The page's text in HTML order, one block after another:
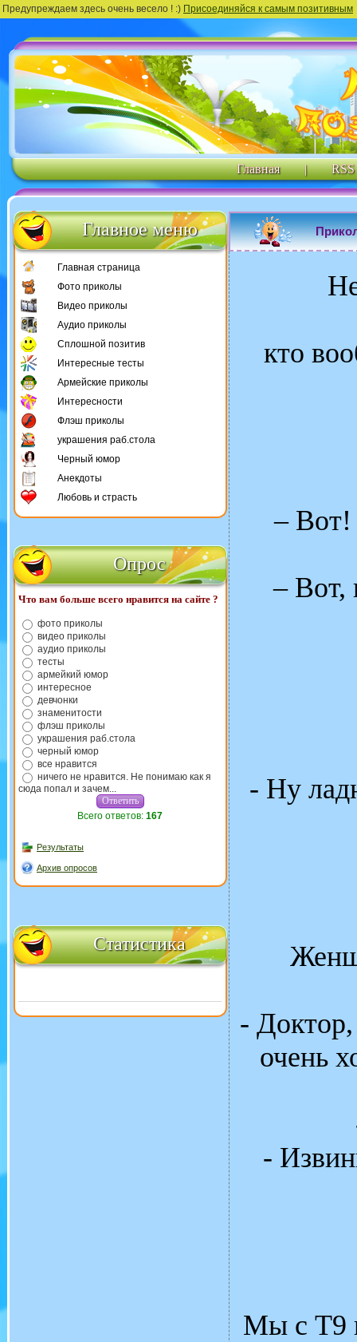
Предупреждаем здесь очень весело ! :) Присоединяйся к самым позитивным
Главная | RSS
Главное меню
Главная страница
Фото приколы
Видео приколы
Аудио приколы
Сплошной позитив
Интересные тесты
Армейские приколы
Интересности
Флэш приколы
украшения раб.стола
Черный юмор
Анекдоты
Любовь и страсть
Опрос
Что вам больше всего нравится на сайте ?
фото приколы
видео приколы
аудио приколы
тесты
армейкий юмор
интересное
девчонки
знаменитости
флэш приколы
украшения раб.стола
черный юмор
все нравится
ничего не нравится. Не понимаю как я
сюда попал и зачем...
Всего ответов: 167
Результаты
Архив опросов
Статистика
кто
– Вот!
– Вот,
- Ну
-
очень
-
Мы с Т9